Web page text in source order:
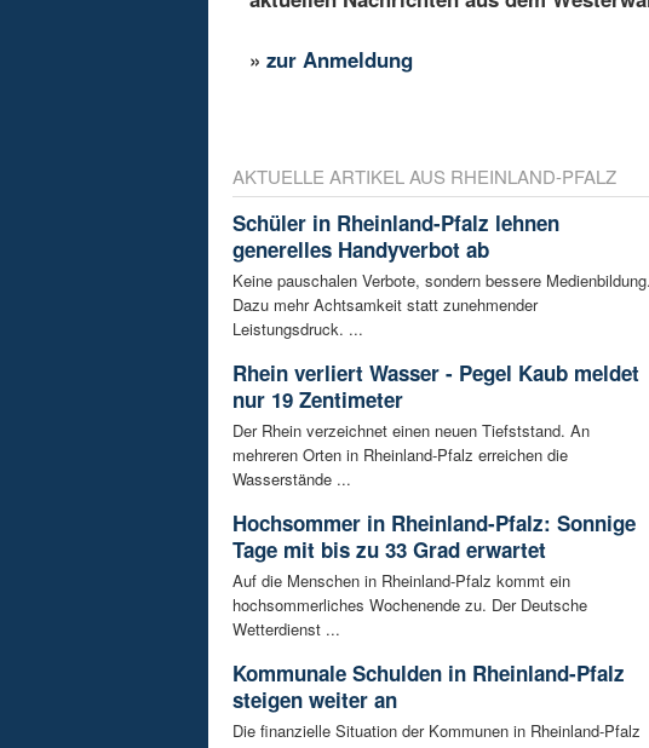
»zur Anmeldung
AKTUELLE ARTIKEL AUS RHEINLAND-PFALZ
Schüler in Rheinland-Pfalz lehnen
generelles Handyverbot ab
Keine pauschalen Verbote, sondern bessere Medienbildung.
Dazu mehr Achtsamkeit statt zunehmender
Leistungsdruck. ...
Rhein verliert Wasser - Pegel Kaub meldet
nur 19 Zentimeter
Der Rhein verzeichnet einen neuen Tiefststand. An
mehreren Orten in Rheinland-Pfalz erreichen die
Wasserstände ...
Hochsommer in Rheinland-Pfalz: Sonnige
Tage mit bis zu 33 Grad erwartet
Auf die Menschen in Rheinland-Pfalz kommt ein
hochsommerliches Wochenende zu. Der Deutsche
Wetterdienst ...
Kommunale Schulden in Rheinland-Pfalz
steigen weiter an
Die finanzielle Situation der Kommunen in Rheinland-Pfalz